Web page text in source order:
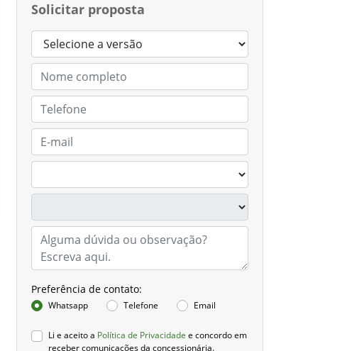
Solicitar proposta
Preferência de contato:
Whatsapp Telefone Email
Li e aceito a Política de Privacidade e concordo em
receber comunicações da concessionária.